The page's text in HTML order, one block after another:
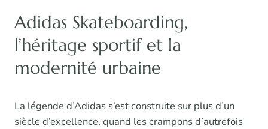
Adidas Skateboarding,
l’héritage sportif et la
modernité urbaine
La légende d’Adidas s’est construite sur plus d’un
siècle d’excellence, quand les crampons d’autrefois